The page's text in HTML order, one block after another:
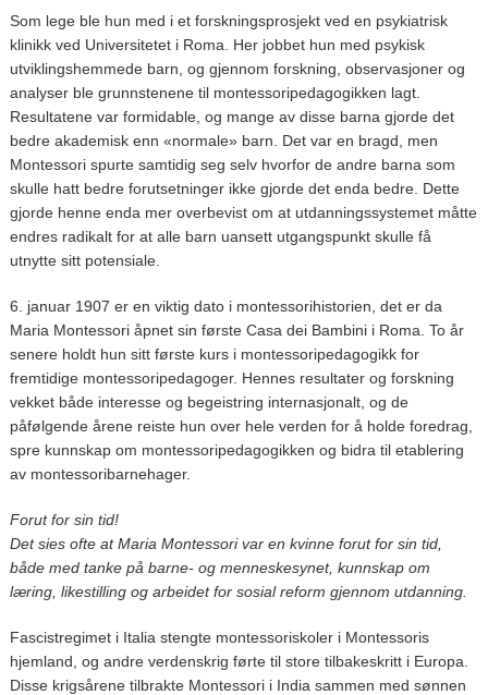
Som lege ble hun med i et forskningsprosjekt ved en psykiatrisk
klinikk ved Universitetet i Roma. Her jobbet hun med psykisk
utviklingshemmede barn, og gjennom forskning, observasjoner og
analyser ble grunnstenene til montessoripedagogikken lagt.
Resultatene var formidable, og mange av disse barna gjorde det
bedre akademisk enn «normale» barn. Det var en bragd, men
Montessori spurte samtidig seg selv hvorfor de andre barna som
skulle hatt bedre forutsetninger ikke gjorde det enda bedre. Dette
gjorde henne enda mer overbevist om at utdanningssystemet måtte
endres radikalt for at alle barn uansett utgangspunkt skulle få
utnytte sitt potensiale.
6. januar 1907 er en viktig dato i montessorihistorien, det er da
Maria Montessori åpnet sin første Casa dei Bambini i Roma. To år
senere holdt hun sitt første kurs i montessoripedagogikk for
fremtidige montessoripedagoger. Hennes resultater og forskning
vekket både interesse og begeistring internasjonalt, og de
påfølgende årene reiste hun over hele verden for å holde foredrag,
spre kunnskap om montessoripedagogikken og bidra til etablering
av montessoribarnehager.
Forut for sin tid!
Det sies ofte at Maria Montessori var en kvinne forut for sin tid,
både med tanke på barne- og menneskesynet, kunnskap om
læring, likestilling og arbeidet for sosial reform gjennom utdanning.
Fascistregimet i Italia stengte montessoriskoler i Montessoris
hjemland, og andre verdenskrig førte til store tilbakeskritt i Europa.
Disse krigsårene tilbrakte Montessori i India sammen med sønnen